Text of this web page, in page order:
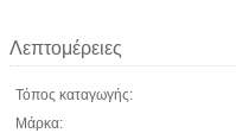
Λεπτομέρειες
Τόπος καταγωγής:
Μάρκα: